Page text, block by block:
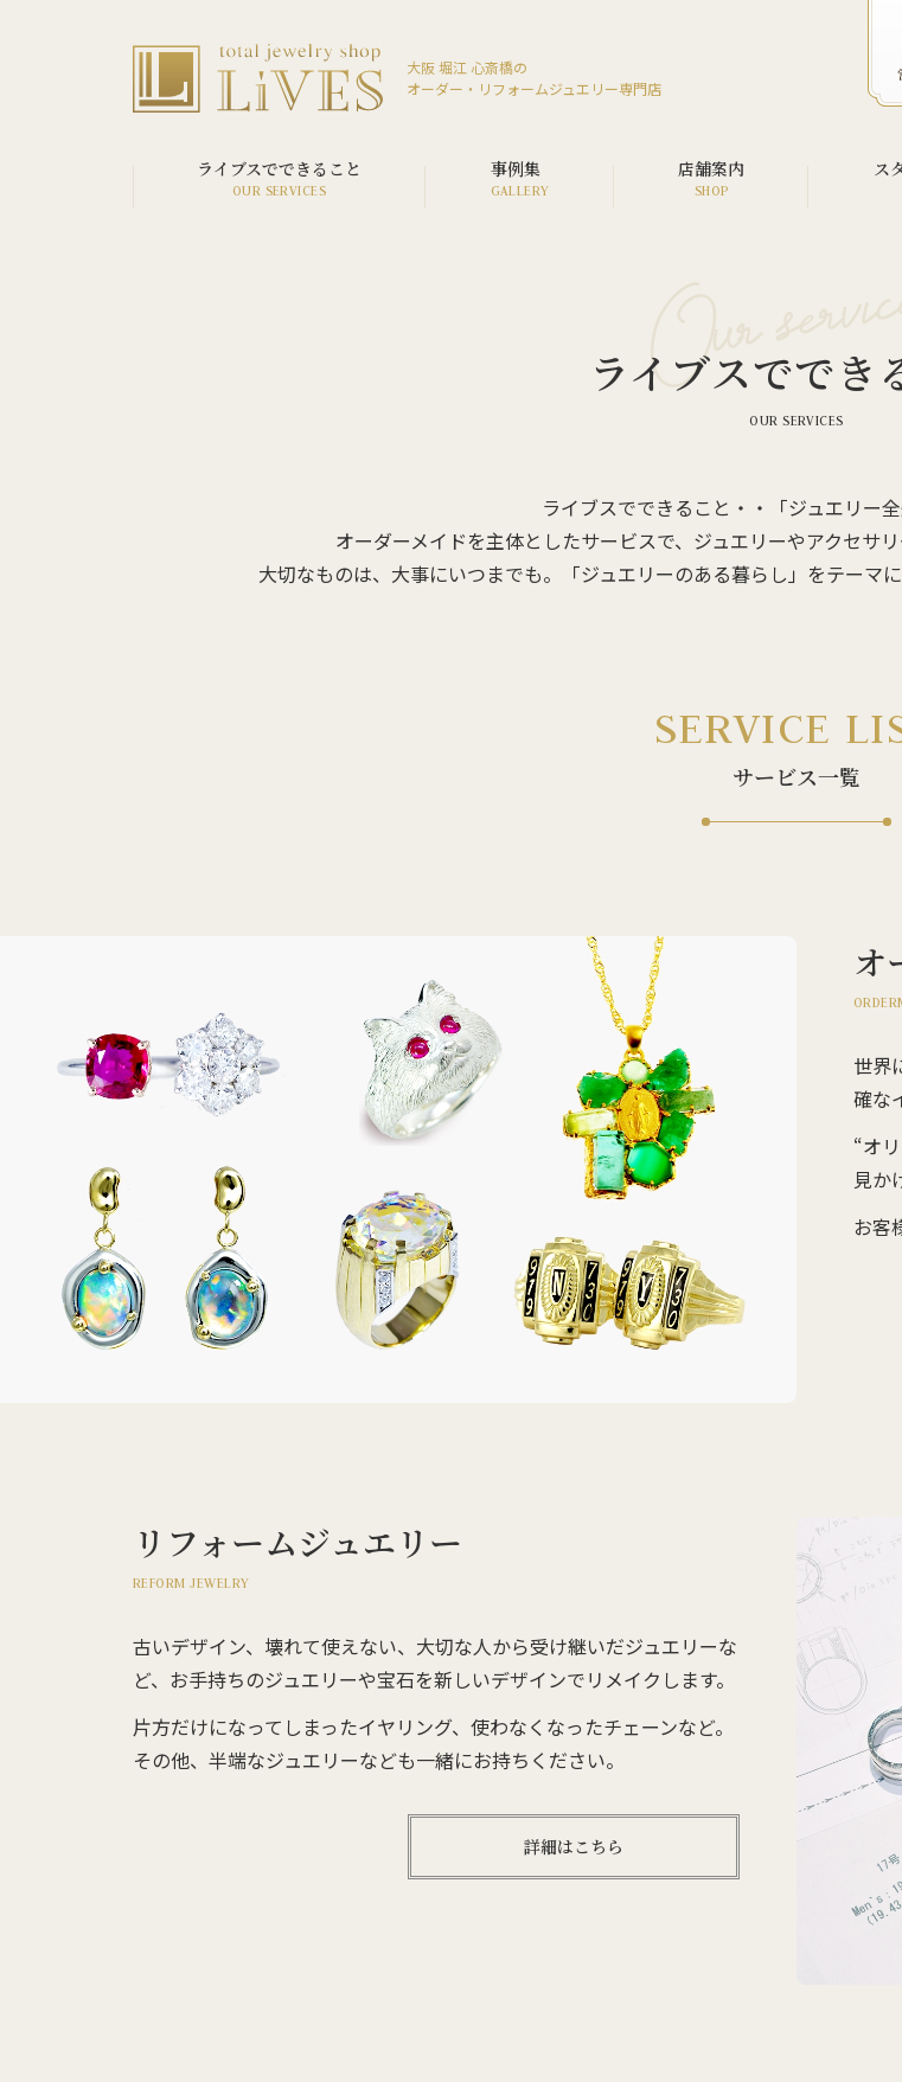
大阪 堀江 心斎橋の
オーダー・リフォームジュエリー専門店
ライブスでできること
リペア（修理） ウエデ
事例集 店舗案内 ス
ライブスででき
ライブスでできること・・「ジュエリー全
オーダーメイドを主体としたサービスで、ジュエリーやアクセサ
大切なものは、大事にいつまでも。「ジュエリーのある暮らし」をテーマ
SERVICE
サービス一覧
オ
世界
確な
“オ
見か
お客
リフォームジュエリー
REFORM JEWELRY
古いデザイン、壊れて使えない、大切な人から受け継いだジュエリーな
ど、お手持ちのジュエリーや宝石を新しいデザインでリメイクします。
片方だけになってしまったイヤリング、使わなくなったチェーンなど。
その他、半端なジュエリーなども一緒にお持ちください。
詳細はこちら